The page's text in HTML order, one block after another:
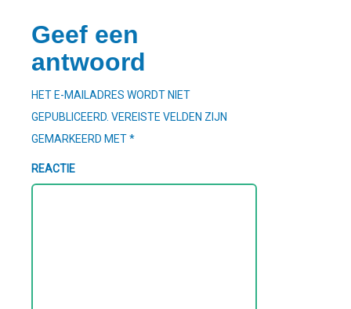
Geef een
antwoord
HET E-MAILADRES WORDT NIET
GEPUBLICEERD. VEREISTE VELDEN ZIJN
GEMARKEERD MET*
REACTIE